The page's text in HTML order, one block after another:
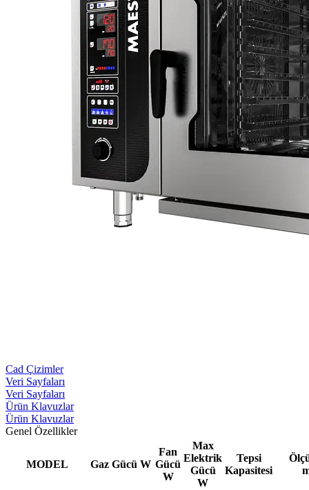
Cad Çizimler
Veri Sayfaları
Veri Sayfaları
Ürün Klavuzlar
Ürün Klavuzlar
Genel Özellikler
MODEL Gaz Gücü W
Fan
Gücü
W
Max
Elektrik
Gücü
W
Tepsi
Kapasitesi